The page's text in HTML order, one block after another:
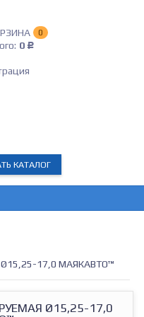
0
0 Р
КАТАЛОГ
Ø15,25-17,0 МАЯКАВТО™
Ø15,25-17,0